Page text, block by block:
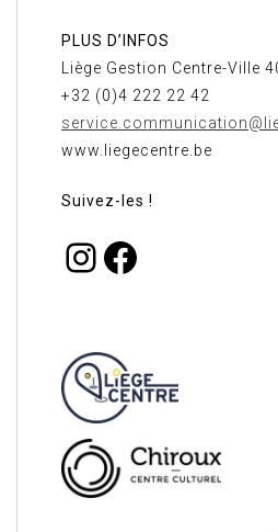
PLUS D’INFOS
Liège Gestion Centre-Ville
+32 (0)4 222 22 42
www.liegecentre.be
Suivez-les !